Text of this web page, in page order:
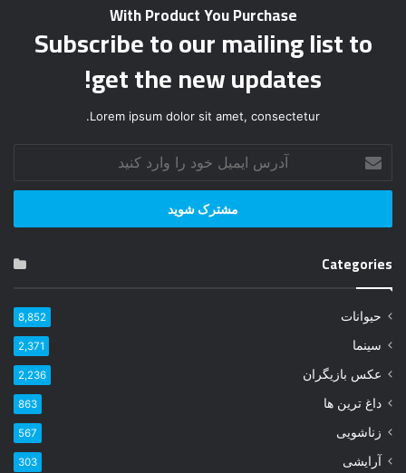
With Product You Purchase
Subscribe to our mailing list to
get the new updates!
Lorem ipsum dolor sit amet, consectetur.
ر
ا
م
ی
خ
و
ر
ا
ا
ر
Categories
حیوانات 8,852
سینما 2,371
عکس بازیگران 2,236
داغ ترین ها 863
زناشویی 567
آرایشی 303